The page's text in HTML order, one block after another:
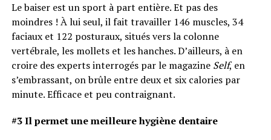
Le baiser est un sport à part entière. Et pas des
moindres ! À lui seul, il fait travailler 146 muscles, 34
faciaux et 122 posturaux, situés vers la colonne
vertébrale, les mollets et les hanches. D’ailleurs, à en
croire des experts interrogés par le magazine Self, en
s’embrassant, on brûle entre deux et six calories par
minute. Efficace et peu contraignant.
#3 Il permet une meilleure hygiène dentaire